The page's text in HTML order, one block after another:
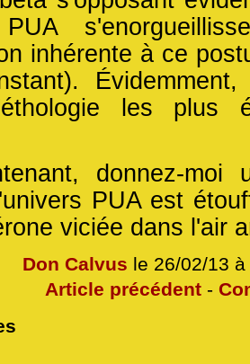
inhérente à ce
les plus
donnez-
PUA est
viciée dans l'air
Don Calvus le 26/02/13
Article précédent -